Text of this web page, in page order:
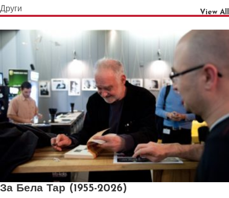
Други View All
За Бела Тар (1955-2026)